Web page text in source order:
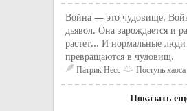
Война — это чудовище.
дьявол. Она зарождается и
растет... И нормальные
превращаются в чудовищ.
Патрик Несс Поступь хаоса
Показать